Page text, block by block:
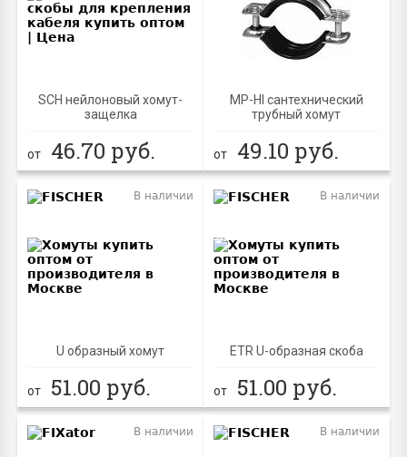
SCH нейлоновый хомут-
защелка
от 46.70 руб.
MP-HI сантехнический
трубный хомут
от 49.10 руб.
U образный хомут
В наличии
от 51.00 руб.
BEST
ETR U-образная скоба
В наличии
от 51.00 руб.
В наличии В наличии